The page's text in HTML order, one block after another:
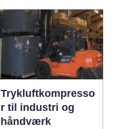
Trykluftkompresso
r til industri og
håndværk